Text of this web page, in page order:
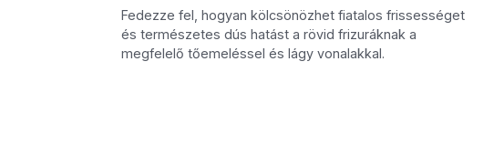
Fedezze fel, hogyan kölcsönözhet fiatalos frissességet
és természetes dús hatást a rövid frizuráknak a
megfelelő tőemeléssel és lágy vonalakkal.